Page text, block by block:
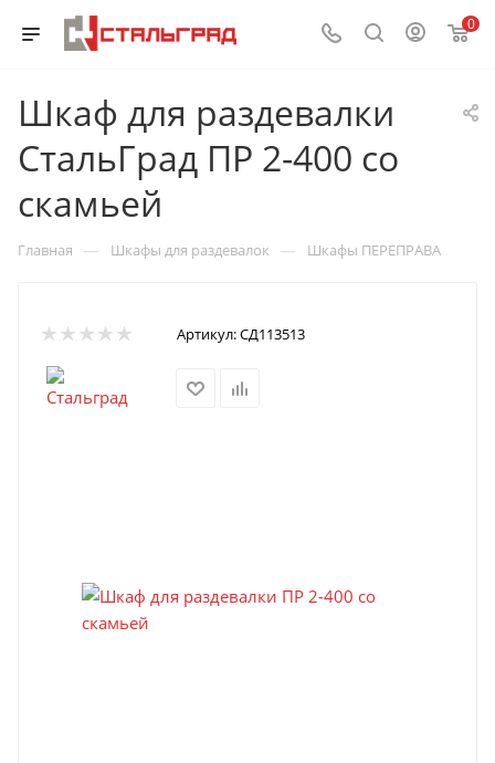
0
Шкаф для раздевалки
СтальГрад ПР 2-400 со
скамьей
Главная — Шкафы для раздевалок — Шкафы ПЕРЕПРАВА
Артикул:СД113513